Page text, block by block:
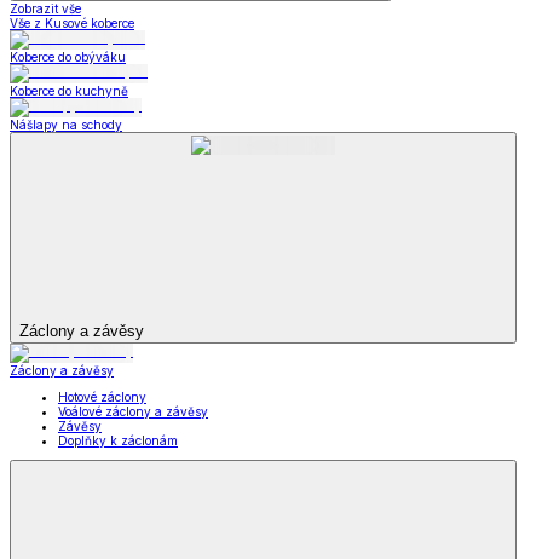
Zobrazit vše
Vše z Kusové koberce
Koberce do obýváku
Koberce do kuchyně
Nášlapy na schody
Záclony a závěsy
Záclony a závěsy
Hotové záclony
Voálové záclony a závěsy
Závěsy
Doplňky k záclonám